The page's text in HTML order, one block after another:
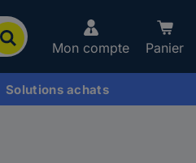
Mon compte Panier
Solutions achats